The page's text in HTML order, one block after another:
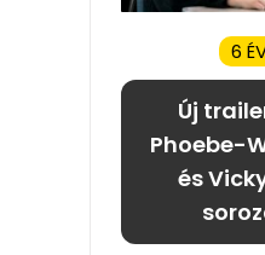
6
Új
Phoebe-
és